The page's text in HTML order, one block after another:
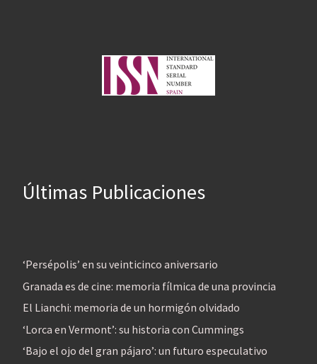
Últimas Publicaciones
‘Persépolis’ en su veinticinco aniversario
Granada es de cine: memoria fílmica de una provincia
El Lianchi: memoria de un hormigón olvidado
‘Lorca en Vermont’: su historia con Cummings
‘Bajo el ojo del gran pájaro’: un futuro especulativo